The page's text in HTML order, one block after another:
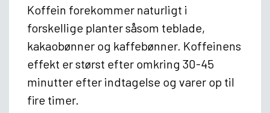
Koffein forekommer naturligt i
forskellige planter såsom teblade,
kakaobønner og kaffebønner. Koffeinens
effekt er størst efter omkring 30-45
minutter efter indtagelse og varer op til
fire timer.